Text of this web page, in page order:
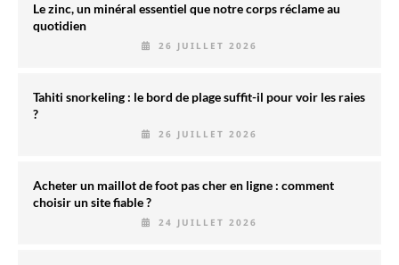
Le zinc, un minéral essentiel que notre corps réclame au
quotidien
26 JUILLET 2026
Tahiti snorkeling : le bord de plage suffit-il pour voir les raies
?
26 JUILLET 2026
Acheter un maillot de foot pas cher en ligne : comment
choisir un site fiable ?
24 JUILLET 2026